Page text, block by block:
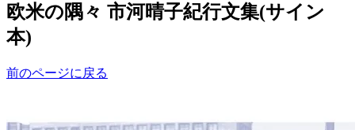
欧米の隅々 市河晴子紀行文集(サイン
本)
前のページに戻る